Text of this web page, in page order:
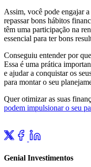
Assim, você pode engajar
repassar bons hábitos
têm uma participação na
essencial para ter bons
Conseguiu entender por
Essa é uma prática
e ajudar a conquistar os
para montar o seu
Quer otimizar as suas
podem impulsionar o seu
Genial Investimentos